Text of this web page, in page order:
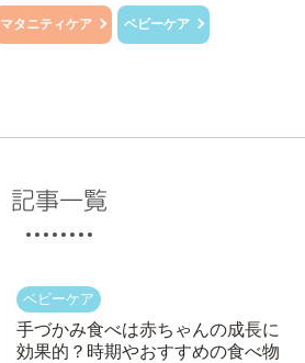
マタニティケア ベビーケア
記事一覧
手づかみ食べは赤ちゃんの成長に
効果的？時期やおすすめの食べ物